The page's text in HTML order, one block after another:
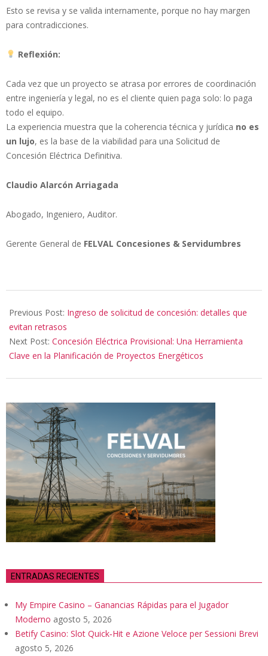
Esto se revisa y se valida internamente, porque no hay margen
para contradicciones.
Reflexión:
Cada vez que un proyecto se atrasa por errores de coordinación
entre ingeniería y legal, no es el cliente quien paga solo: lo paga
todo el equipo.
La experiencia muestra que la coherencia técnica y jurídica no es
un lujo, es la base de la viabilidad para una Solicitud de
Concesión Eléctrica Definitiva.
Claudio Alarcón Arriagada
Abogado, Ingeniero, Auditor.
Gerente General de FELVAL Concesiones & Servidumbres
07-
10
Previous Post: Ingreso de solicitud de concesión: detalles que
evitan retrasos
Next Post: Concesión Eléctrica Provisional: Una Herramienta
Clave en la Planificación de Proyectos Energéticos
ENTRADAS RECIENTES
My Empire Casino – Ganancias Rápidas para el Jugador
Moderno agosto 5, 2026
Betify Casino: Slot Quick‑Hit e Azione Veloce per Sessioni Brevi
agosto 5, 2026